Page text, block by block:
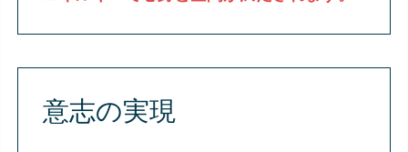
意志の実現